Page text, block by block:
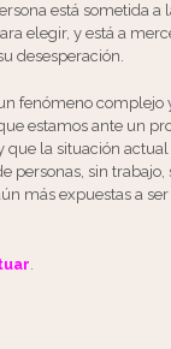
está sometida a
elegir, y está a
desesperación.
fenómeno complejo
estamos ante un
que la situación
personas, sin trabajo,
más expuestas a
.